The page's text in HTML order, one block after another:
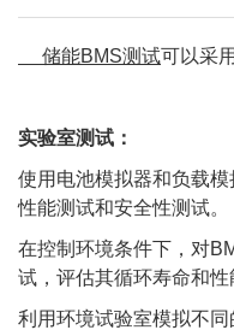
储能BMS测试可以采
实验室测试：
使用电池模拟器和负载
性能测试和安全性测试。
在控制环境条件下，对
试，评估其循环寿命和性
利用环境试验室模拟不